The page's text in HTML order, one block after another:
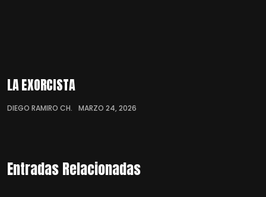
LA EXORCISTA
DIEGO RAMIRO CH. MARZO 24, 2026
Entradas Relacionadas